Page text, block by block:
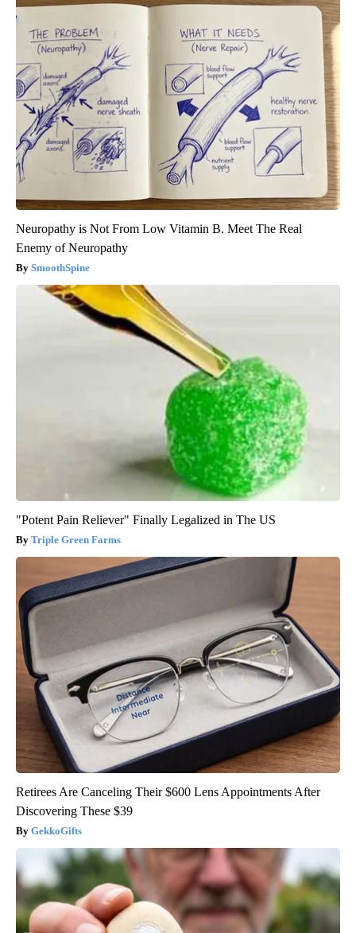
Neuropathy is Not From Low Vitamin B. Meet The Real
Enemy of Neuropathy
SmoothSpine
"Potent Pain Reliever" Finally Legalized in The US
Triple Green Farms
Retirees Are Canceling Their $600 Lens Appointments After
Discovering These $39
GekkoGifts